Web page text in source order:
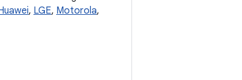
, LGE, Motorola,